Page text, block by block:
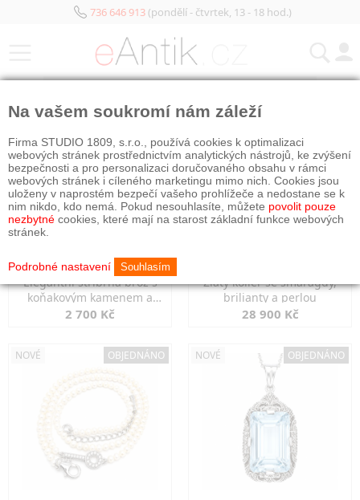
736 646 913(pondělí - čtvrtek, 13 - 18 hod.)
Elegantní stříbrná brož s
koňakovým kamenem a
markazity
2 700 Kč
Zlatý kolier se smaragdy,
brilianty a perlou
28 900 Kč
NOVÉ OBJEDNÁNO NOVÉ OBJEDNÁNO
Na vašem soukromí nám záleží
Firma STUDIO 1809, s.r.o., používá cookies k optimalizaci
webových stránek prostřednictvím analytických nástrojů, ke zvýšení
bezpečnosti a pro personalizaci doručovaného obsahu v rámci
webových stránek i cíleného marketingu mimo nich. Cookies jsou
uloženy v naprostém bezpečí vašeho prohlížeče a nedostane se k
nim nikdo, kdo nemá. Pokud nesouhlasíte, můžete povolit pouze
nezbytné cookies, které mají na starost základní funkce webových
stránek.
Podrobné nastavení Souhlasím